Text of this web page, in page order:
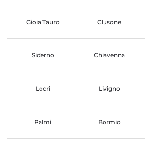
Gioia Tauro Clusone
Siderno Chiavenna
Locri Livigno
Palmi Bormio